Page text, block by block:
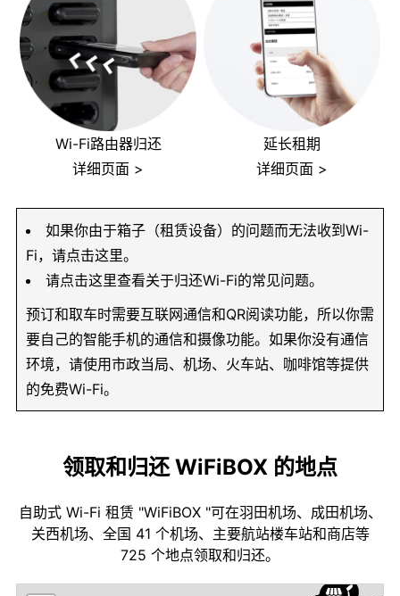
Wi-Fi路由器归还
详细页面 >
延长租期
详细页面 >
如果你由于箱子（租赁设备）的问题而无法收到Wi-
Fi，请点击这里。
请点击这里查看关于归还Wi-Fi的常见问题。
预订和取车时需要互联网通信和QR阅读功能，所以你需
要自己的智能手机的通信和摄像功能。如果你没有通信
环境，请使用市政当局、机场、火车站、咖啡馆等提供
的免费Wi-Fi。
领取和归还 WiFiBOX 的地点
自助式 Wi-Fi 租赁 "WiFiBOX "可在羽田机场、成田机场、
关西机场、全国 41 个机场、主要航站楼车站和商店等
725 个地点领取和归还。